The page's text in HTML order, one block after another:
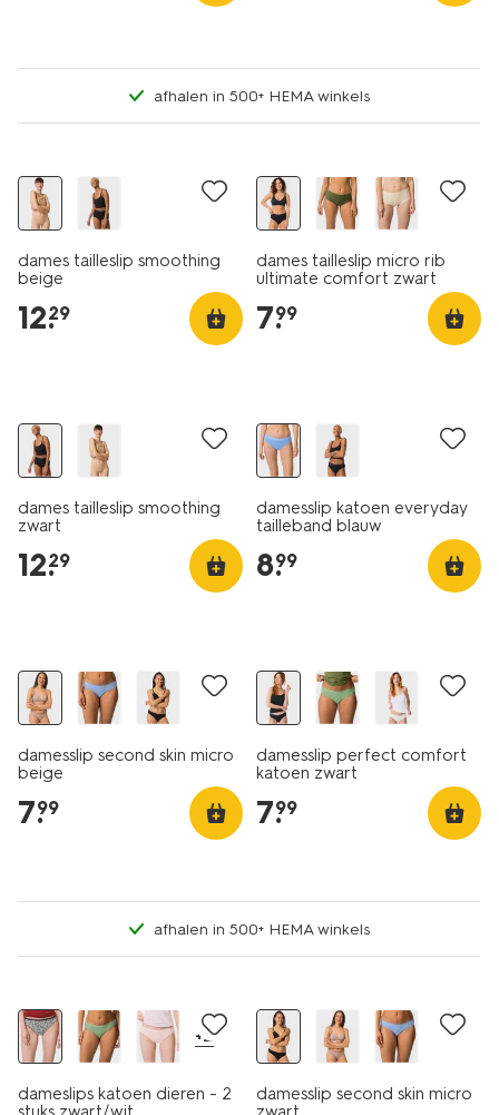
afhalen in 500+ HEMA winkels
dames tailleslip smoothing
beige
12.
29
dames tailleslip micro rib
ultimate comfort zwart
7.
99
dames tailleslip smoothing
zwart
12.
29
damesslip katoen everyday
tailleband blauw
8.
99
damesslip second skin micro
beige
7.
99
damesslip perfect comfort
katoen zwart
7.
99
afhalen in 500+ HEMA winkels
+2
dameslips katoen dieren - 2
damesslip second skin micro